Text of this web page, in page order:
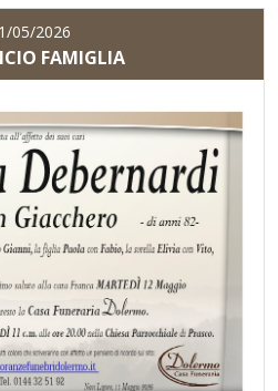
05/2026
FAMIGLIA